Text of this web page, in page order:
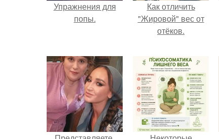
Упражнения для
попы.
Как отличить
"Жировой" вес от
отёков.